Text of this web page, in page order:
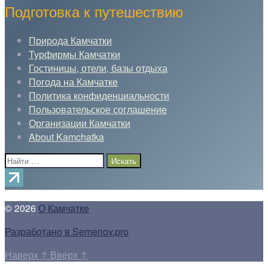
Подготовка к путешествию
Природа Камчатки
Турфирмы Камчатки
Гостиницы, отели, базы отдыха
Погода на Камчатке
Политика конфиденциальности
Пользовательское соглашение
Организации Камчатки
About Kamchatka
Поиск:
© 2026 О Камчатке
Разработано в Semenov.pro
Наверх ↑ Вверх ↑